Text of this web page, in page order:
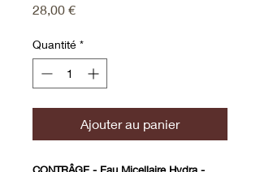
28,00 €Prix
Quantité *
Ajouter au panier